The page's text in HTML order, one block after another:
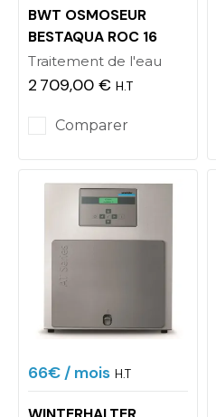
BWT OSMOSEUR
BESTAQUA ROC 16
Traitement de l'eau
2 709,00 € H.T
Comparer
66€/ mois H.T